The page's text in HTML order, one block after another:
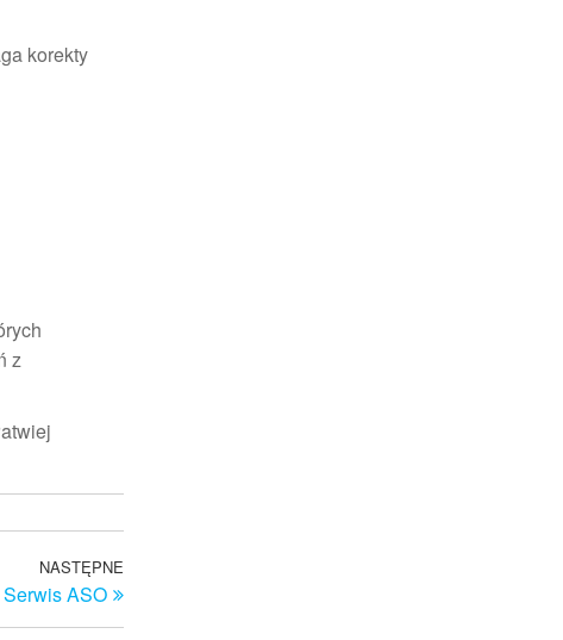
korekty
z
Następny
wpis
NASTĘPNE
ASO